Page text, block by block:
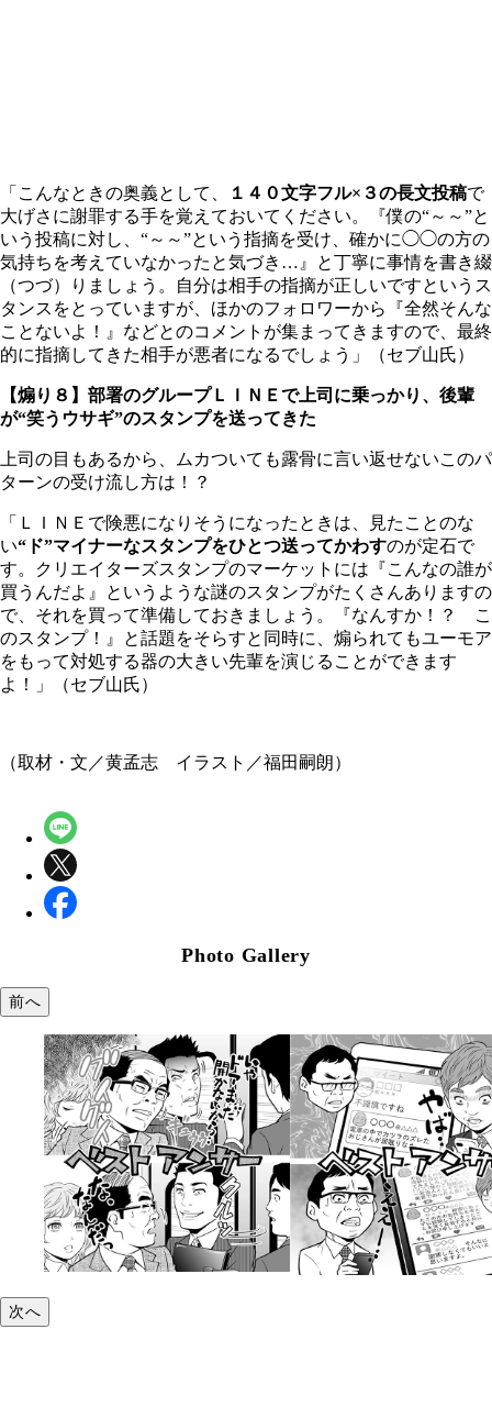
「こんなときの奥義として、 １４０文字フル×３の長文投稿で
大げさに謝罪する手を覚えておいてください。『僕の“～～”と
いう投稿に対し、“～～”という指摘を受け、確かに◯◯の方の
気持ちを考えていなかったと気づき…』と丁寧に事情を書き綴
（つづ）りましょう。自分は相手の指摘が正しいですというス
タンスをとっていますが、ほかのフォロワーから『全然そんな
ことないよ！』などとのコメントが集まってきますので、最終
的に指摘してきた相手が悪者になるでしょう」（セブ山氏）
【煽り８】部署のグループＬＩＮＥで上司に乗っかり、後輩
が“笑うウサギ”のスタンプを送ってきた
上司の目もあるから、ムカついても露骨に言い返せないこのパ
ターンの受け流し方は！？
「ＬＩＮＥで険悪になりそうになったときは、見たことのな
い“ド”マイナーなスタンプをひとつ送ってかわすのが定石で
す。クリエイターズスタンプのマーケットには『こんなの誰が
買うんだよ』というような謎のスタンプがたくさんありますの
で、それを買って準備しておきましょう。『なんすか！？ こ
のスタンプ！』と話題をそらすと同時に、煽られてもユーモア
をもって対処する器の大きい先輩を演じることができます
よ！」（セブ山氏）
（取材・文／黄孟志 イラスト／福田嗣朗）
Photo Gallery
前へ
次へ